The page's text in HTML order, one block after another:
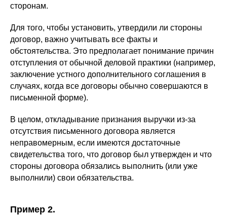
сторонам.
Для того, чтобы установить, утвердили ли стороны
договор, важно учитывать все факты и
обстоятельства. Это предполагает понимание причин
отступления от обычной деловой практики (например,
заключение устного дополнительного соглашения в
случаях, когда все договоры обычно совершаются в
письменной форме).
В целом, откладывание признания выручки из-за
отсутствия письменного договора является
неправомерным, если имеются достаточные
свидетельства того, что договор был утвержден и что
стороны договора обязались выполнить (или уже
выполнили) свои обязательства.
Пример 2.